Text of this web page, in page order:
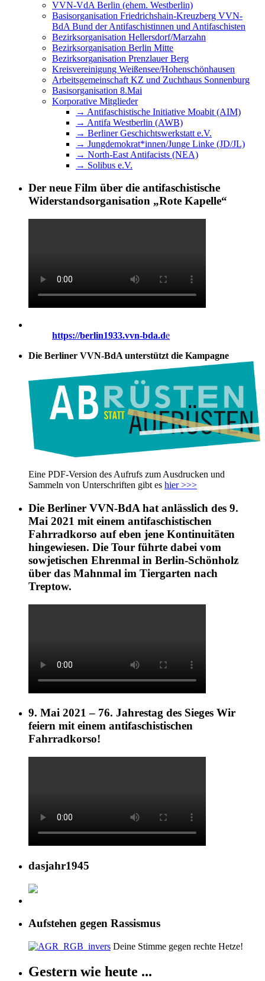
VVN-VdA Berlin (ehem. Westberlin)
Basisorganisation Friedrichshain-Kreuzberg VVN-
BdA Bund der Antifaschistinnen und Antifaschisten
Bezirksorganisation Hellersdorf/Marzahn
Bezirksorganisation Berlin Mitte
Bezirksorganisation Prenzlauer Berg
Kreisvereinigung Weißensee/Hohenschönhausen
Arbeitsgemeinschaft KZ und Zuchthaus Sonnenburg
Basisorganisation 8.Mai
Korporative Mitglieder
→ Antifaschistische Initiative Moabit (AIM)
→ Antifa Westberlin (AWB)
→ Berliner Geschichtswerkstatt e.V.
→ Jungdemokrat*innen/Junge Linke (JD/JL)
→ North-East Antifacists (NEA)
→ Solibus e.V.
Der neue Film über die antifaschistische
Widerstandsorganisation „Rote Kapelle“
https://berlin1933.vvn-bda.de
Die Berliner VVN-BdA unterstützt die Kampagne
Eine PDF-Version des Aufrufs zum Ausdrucken und
Sammeln von Unterschriften gibt es hier >>>
Die Berliner VVN-BdA hat anlässlich des 9.
Mai 2021 mit einem antifaschistischen
Fahrradkorso auf eben jene Kontinuitäten
hingewiesen. Die Tour führte dabei vom
sowjetischen Ehrenmal in Berlin-Schönholz
über das Mahnmal im Tiergarten nach
Treptow.
9. Mai 2021 – 76. Jahrestag des Sieges Wir
feiern mit einem antifaschistischen
Fahrradkorso!
dasjahr1945
Aufstehen gegen Rassismus
Deine Stimme gegen rechte Hetze!
Gestern wie heute ...